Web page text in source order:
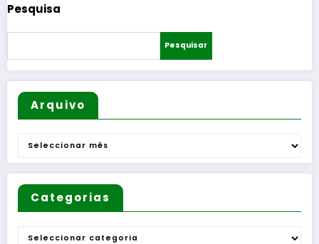
Pesquisa
Pesquisar
Arquivo
Arquivo
Categorias
Categorias